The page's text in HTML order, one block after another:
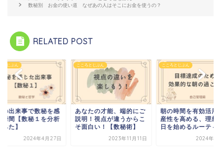
数秘別 お金の使い道 なぜあの人はそこにお金を使うの？
RELATED POST
とじぶん
の出来事で数秘を感
瞬間【数秘１を分析
た】
2024年4月27日
こころとじぶん
あなたの才能、端的にご
説明！視点が違うからこ
そ面白い！【数秘術】
2023年11月11日
こころとじぶん
朝の時間を有効活用
産性を高める、理想
日を始めるルーティ
2024年1